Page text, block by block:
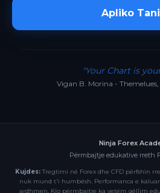
Apliko Tani
"Your Chart is
Vigan B. Morina -
Ninja Forex
Përmbajtje edukative rreth
Kujdes:Tregtimi në Forex dhe CFD përfshin
nuk mund t'i humbësh. Performanca e
ardhmen. Kjo përmbajtje ka vetëm qëllim